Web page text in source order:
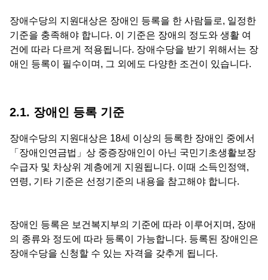
장애수당의 지원대상은 장애인 등록을 한 사람들로, 일정한
기준을 충족해야 합니다. 이 기준은 장애의 정도와 생활 여
건에 따라 다르게 적용됩니다. 장애수당을 받기 위해서는 장
애인 등록이 필수이며, 그 외에도 다양한 조건이 있습니다.
2.1. 장애인 등록 기준
장애수당의 지원대상은 18세 이상의 등록한 장애인 중에서
「장애인연금법」상 중증장애인이 아닌 국민기초생활보장
수급자 및 차상위 계층에게 지원됩니다. 이때 소득인정액,
연령, 기타 기준은 선정기준의 내용을 참고해야 합니다.
장애인 등록은 보건복지부의 기준에 따라 이루어지며, 장애
의 종류와 정도에 따라 등록이 가능합니다. 등록된 장애인은
장애수당을 신청할 수 있는 자격을 갖추게 됩니다.